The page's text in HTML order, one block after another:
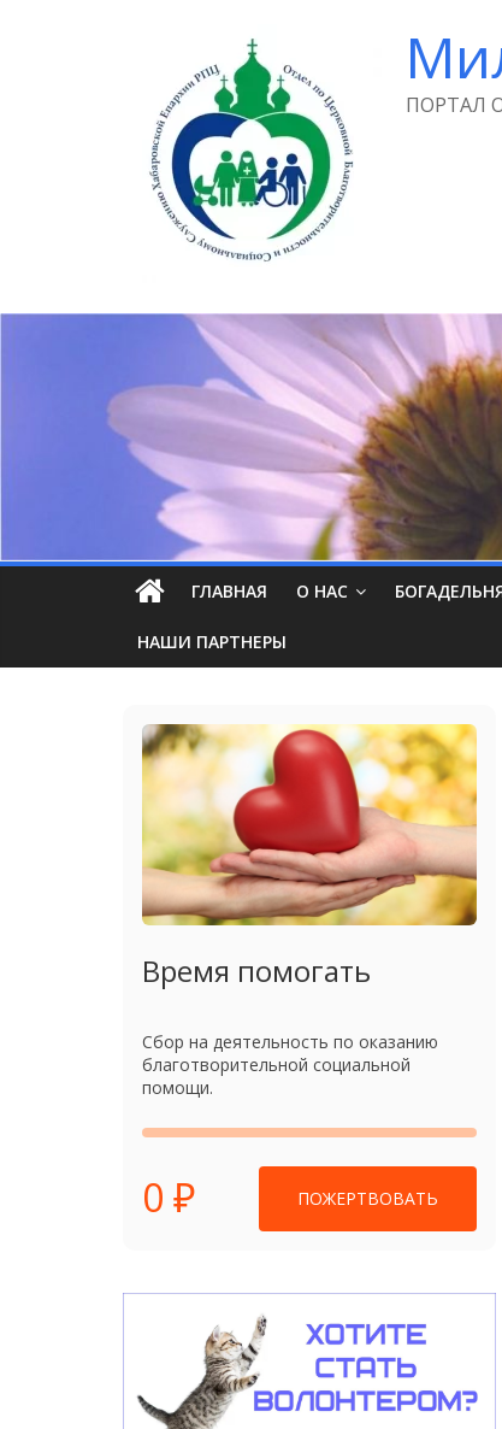
ПОРТАЛ
ГЛАВНАЯ О НАС
НАШИ ПАРТНЕРЫ
Время помогать
Сбор на деятельность по оказанию
благотворительной социальной
помощи.
0 ₽ ПОЖЕРТВОВАТЬ